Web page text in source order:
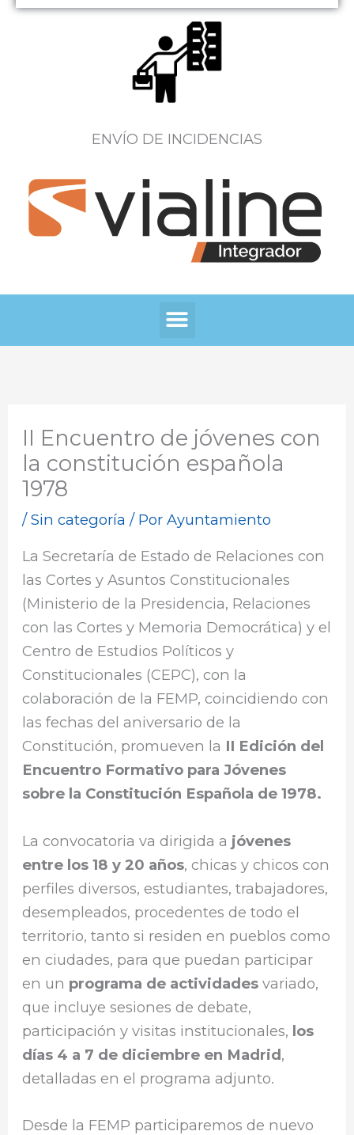
ENVÍO DE INCIDENCIAS
Menú
II Encuentro de jóvenes con
la constitución española
1978
/Sin categoría / PorAyuntamiento
La Secretaría de Estado de Relaciones con
las Cortes y Asuntos Constitucionales
(Ministerio de la Presidencia, Relaciones
con las Cortes y Memoria Democrática) y el
Centro de Estudios Políticos y
Constitucionales (CEPC), con la
colaboración de la FEMP, coincidiendo con
las fechas del aniversario de la
Constitución, promueven la II Edición del
Encuentro Formativo para Jóvenes
sobre la Constitución Española de 1978.
La convocatoria va dirigida a jóvenes
entre los 18 y 20 años, chicas y chicos con
perfiles diversos, estudiantes, trabajadores,
desempleados, procedentes de todo el
territorio, tanto si residen en pueblos como
en ciudades, para que puedan participar
en un programa de actividades variado,
que incluye sesiones de debate,
participación y visitas institucionales, los
días 4 a 7 de diciembre en Madrid,
detalladas en el programa adjunto.
Desde la FEMP participaremos de nuevo